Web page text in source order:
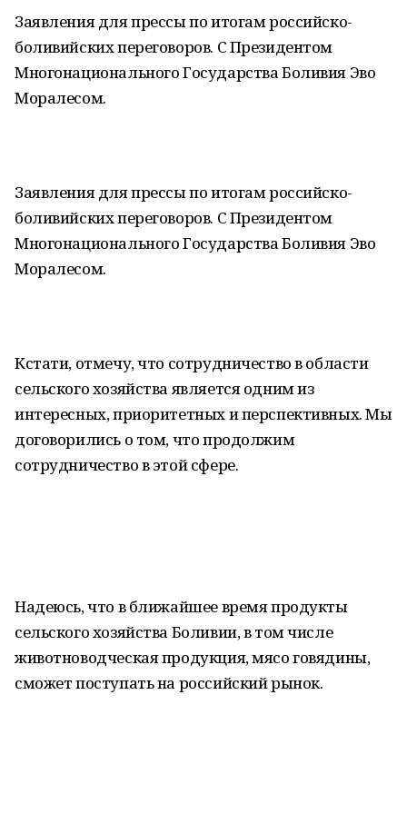
Заявления для прессы по итогам российско-
боливийских переговоров. С Президентом
Многонационального Государства Боливия Эво
Моралесом.
Заявления для прессы по итогам российско-
боливийских переговоров. С Президентом
Многонационального Государства Боливия Эво
Моралесом.
Кстати, отмечу, что сотрудничество в области
сельского хозяйства является одним из
интересных, приоритетных и перспективных. Мы
договорились о том, что продолжим
сотрудничество в этой сфере.
Надеюсь, что в ближайшее время продукты
сельского хозяйства Боливии, в том числе
животноводческая продукция, мясо говядины,
сможет поступать на российский рынок.